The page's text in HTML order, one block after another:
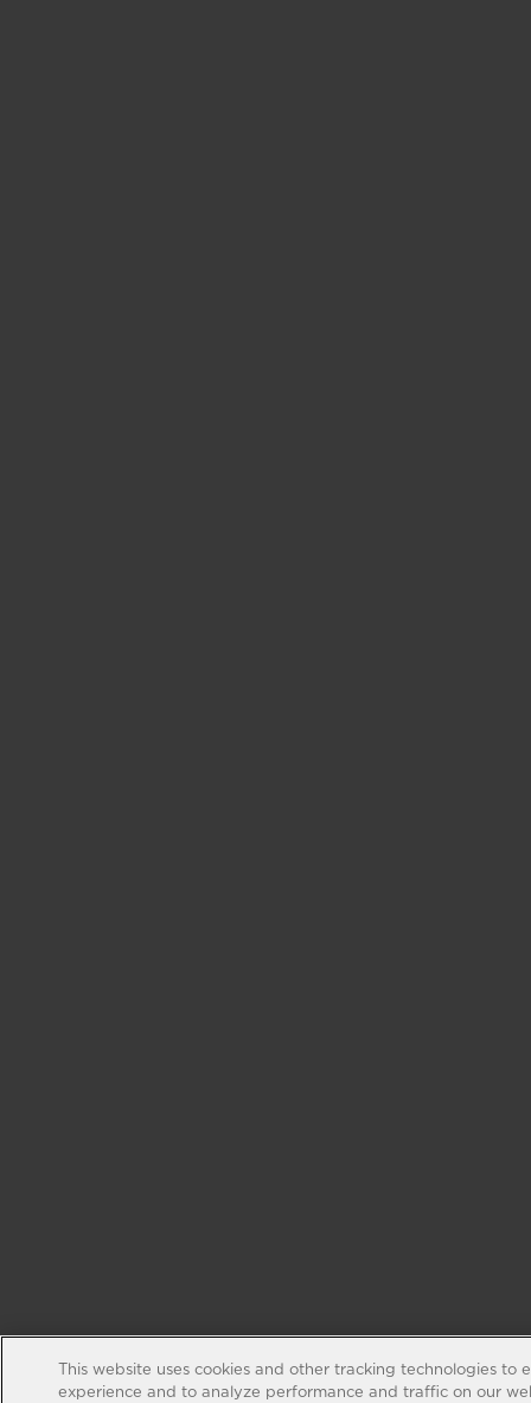
This website uses cookies and other tracking technologies to
experience and to analyze performance and traffic on our